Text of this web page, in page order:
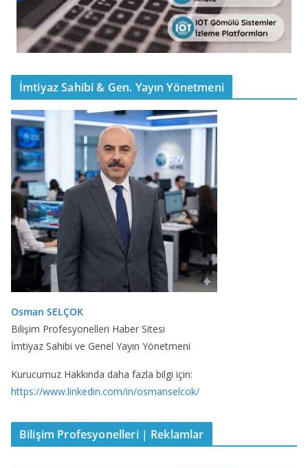
İmtiyaz Sahibi & Gen. Yayın Yönetmeni
Osman SELÇOK
Bilişim Profesyonelleri Haber Sitesi
İmtiyaz Sahibi ve Genel Yayın Yönetmeni
Kurucumuz Hakkında daha fazla bilgi için:
https://www.linkedin.com/in/osmanselcok/
Bilişim Profesyonelleri | Reklamlar